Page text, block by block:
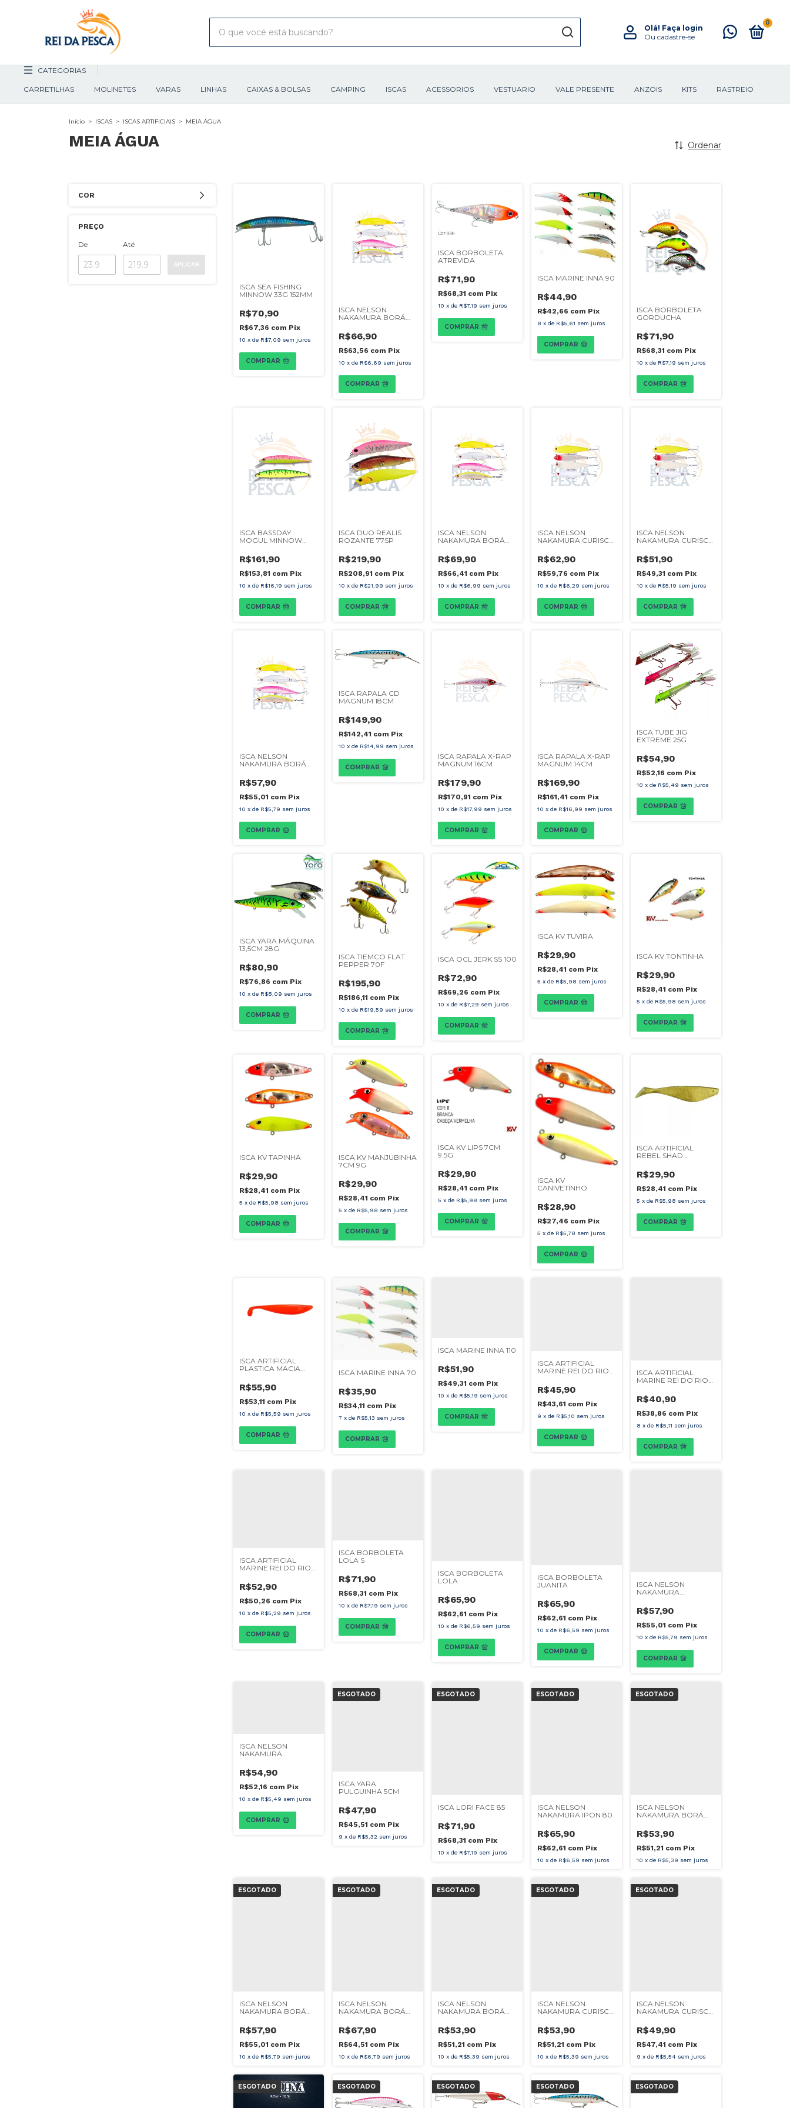
Olá! Faça login
Ou cadastre-se
0
CATEGORIAS
CARRETILHAS MOLINETES VARAS LINHAS CAIXAS & BOLSAS CAMPING ISCAS ACESSORIOS VESTUARIO VALE PRESENTE ANZOIS KITS RASTREIO
Início > ISCAS > ISCAS ARTIFICIAIS > MEIA ÁGUA
MEIA ÁGUA Ordenar
COR
PREÇO
De Até
APLICAR
ISCA SEA FISHING
MINNOW 33G 152MM
R$70,90
R$67,36 com Pix
10 x de R$7,09 sem juros
COMPRAR
ISCA NELSON
NAKAMURA BORÁ
R$66,90
R$63,56 com Pix
10 x de R$6,69 sem juros
COMPRAR
ISCA BORBOLETA
ATREVIDA
R$71,90
R$68,31 com Pix
10 x de R$7,19 sem juros
COMPRAR
ISCA MARINE INNA 90
R$44,90
R$42,66 com Pix
8 x de R$5,61 sem juros
COMPRAR
ISCA BORBOLETA
GORDUCHA
R$71,90
R$68,31 com Pix
10 x de R$7,19 sem juros
COMPRAR
ISCA BASSDAY
MOGUL MINNOW
R$161,90
R$153,81 com Pix
10 x de R$16,19 sem juros
COMPRAR
ISCA DUO REALIS
ROZANTE 77SP
R$219,90
R$208,91 com Pix
10 x de R$21,99 sem juros
COMPRAR
ISCA NELSON
NAKAMURA BORÁ
R$69,90
R$66,41 com Pix
10 x de R$6,99 sem juros
COMPRAR
ISCA NELSON
NAKAMURA CURISCO
R$62,90
R$59,76 com Pix
10 x de R$6,29 sem juros
COMPRAR
ISCA NELSON
NAKAMURA CURISCO
R$51,90
R$49,31 com Pix
10 x de R$5,19 sem juros
COMPRAR
ISCA NELSON
NAKAMURA BORÁ
R$57,90
R$55,01 com Pix
10 x de R$5,79 sem juros
COMPRAR
ISCA RAPALA CD
MAGNUM 18CM
R$149,90
R$142,41 com Pix
10 x de R$14,99 sem juros
COMPRAR
ISCA RAPALA X-RAP
MAGNUM 16CM
R$179,90
R$170,91 com Pix
10 x de R$17,99 sem juros
COMPRAR
ISCA RAPALA X-RAP
MAGNUM 14CM
R$169,90
R$161,41 com Pix
10 x de R$16,99 sem juros
COMPRAR
ISCA TUBE JIG
EXTREME 25G
R$54,90
R$52,16 com Pix
10 x de R$5,49 sem juros
COMPRAR
ISCA YARA MÁQUINA
13,5CM 28G
R$80,90
R$76,86 com Pix
10 x de R$8,09 sem juros
COMPRAR
ISCA TIEMCO FLAT
PEPPER 70F
R$195,90
R$186,11 com Pix
10 x de R$19,59 sem juros
COMPRAR
ISCA OCL JERK SS 100
R$72,90
R$69,26 com Pix
10 x de R$7,29 sem juros
COMPRAR
ISCA KV TUVIRA
R$29,90
R$28,41 com Pix
5 x de R$5,98 sem juros
COMPRAR
ISCA KV TONTINHA
R$29,90
R$28,41 com Pix
5 x de R$5,98 sem juros
COMPRAR
ISCA KV TAPINHA
R$29,90
R$28,41 com Pix
5 x de R$5,98 sem juros
COMPRAR
ISCA KV MANJUBINHA
7CM 9G
R$29,90
R$28,41 com Pix
5 x de R$5,98 sem juros
COMPRAR
ISCA KV LIPS 7CM
9.5G
R$29,90
R$28,41 com Pix
5 x de R$5,98 sem juros
COMPRAR
ISCA KV
CANIVETINHO
R$28,90
R$27,46 com Pix
5 x de R$5,78 sem juros
COMPRAR
ISCA ARTIFICIAL
REBEL SHAD
R$29,90
R$28,41 com Pix
5 x de R$5,98 sem juros
COMPRAR
ISCA ARTIFICIAL
PLASTICA MACIA
R$55,90
R$53,11 com Pix
10 x de R$5,59 sem juros
COMPRAR
ISCA MARINE INNA 70
R$35,90
R$34,11 com Pix
7 x de R$5,13 sem juros
COMPRAR
ISCA MARINE INNA 110
R$51,90
R$49,31 com Pix
10 x de R$5,19 sem juros
COMPRAR
ISCA ARTIFICIAL
MARINE REI DO RIO
R$45,90
R$43,61 com Pix
9 x de R$5,10 sem juros
COMPRAR
ISCA ARTIFICIAL
MARINE REI DO RIO
R$40,90
R$38,86 com Pix
8 x de R$5,11 sem juros
COMPRAR
ISCA ARTIFICIAL
MARINE REI DO RIO
R$52,90
R$50,26 com Pix
10 x de R$5,29 sem juros
COMPRAR
ISCA BORBOLETA
LOLA S
R$71,90
R$68,31 com Pix
10 x de R$7,19 sem juros
COMPRAR
ISCA BORBOLETA
LOLA
R$65,90
R$62,61 com Pix
10 x de R$6,59 sem juros
COMPRAR
ISCA BORBOLETA
JUANITA
R$65,90
R$62,61 com Pix
10 x de R$6,59 sem juros
COMPRAR
ISCA NELSON
NAKAMURA
R$57,90
R$55,01 com Pix
10 x de R$5,79 sem juros
COMPRAR
ISCA NELSON
NAKAMURA
R$54,90
R$52,16 com Pix
10 x de R$5,49 sem juros
COMPRAR
ESGOTADO
ISCA YARA
PULGUINHA 5CM
R$47,90
R$45,51 com Pix
9 x de R$5,32 sem juros
ESGOTADO
ISCA LORI FACE 85
R$71,90
R$68,31 com Pix
10 x de R$7,19 sem juros
ESGOTADO
ISCA NELSON
NAKAMURA IPON 80
R$65,90
R$62,61 com Pix
10 x de R$6,59 sem juros
ESGOTADO
ISCA NELSON
NAKAMURA BORÁ
R$53,90
R$51,21 com Pix
10 x de R$5,39 sem juros
ESGOTADO
ISCA NELSON
NAKAMURA BORÁ
R$57,90
R$55,01 com Pix
10 x de R$5,79 sem juros
ESGOTADO
ISCA NELSON
NAKAMURA BORÁ
R$67,90
R$64,51 com Pix
10 x de R$6,79 sem juros
ESGOTADO
ISCA NELSON
NAKAMURA BORÁ
R$53,90
R$51,21 com Pix
10 x de R$5,39 sem juros
ESGOTADO
ISCA NELSON
NAKAMURA CURISCO
R$53,90
R$51,21 com Pix
10 x de R$5,39 sem juros
ESGOTADO
ISCA NELSON
NAKAMURA CURISCO
R$49,90
R$47,41 com Pix
9 x de R$5,54 sem juros
ESGOTADO ESGOTADO ESGOTADO ESGOTADO ESGOTADO